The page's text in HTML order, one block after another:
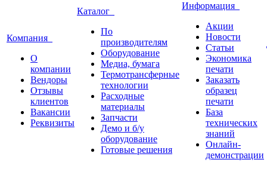
Компания
О
компании
Вендоры
Отзывы
клиентов
Вакансии
Реквизиты
Каталог
По
производителям
Оборудование
Медиа, бумага
Термотрансферные
технологии
Расходные
материалы
Запчасти
Демо и б/у
оборудование
Готовые решения
Информация
Акции
Новости
Статьи
Экономика
печати
Заказать
образец
печати
База
технических
знаний
Онлайн-
демонстрации